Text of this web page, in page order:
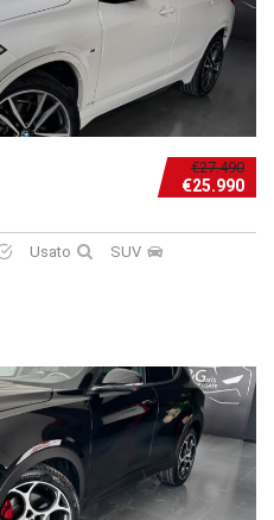
€27.490
€25.990
Usato
SUV